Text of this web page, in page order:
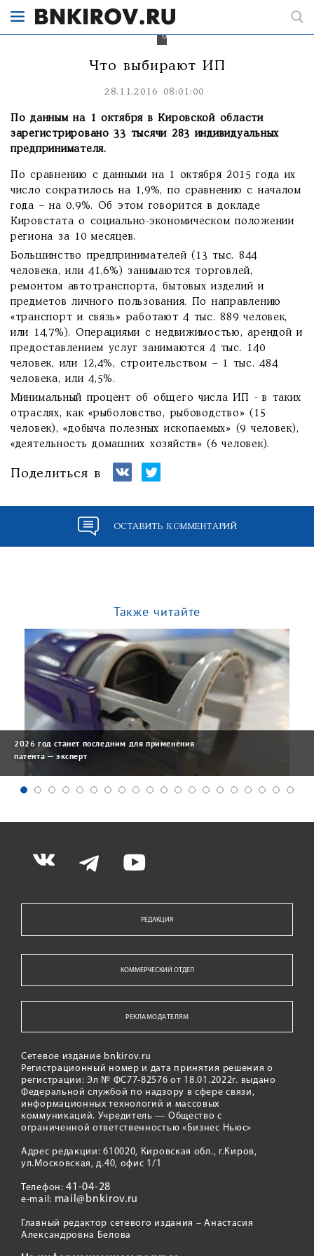
малого
бизнеса.
Что выбирают ИП
28.11.2016 08:01:00
По данным на 1 октября в Кировской области
зарегистрировано 33 тысячи 283 индивидуальных
предпринимателя.
По сравнению с данными на 1 октября 2015 года их
число сократилось на 1,9%, по сравнению с началом
года – на 0,9%. Об этом говорится в докладе
Кировстата о социально-экономическом положении
региона за 10 месяцев.
Большинство предпринимателей (13 тыс. 844
человека, или 41,6%) занимаются торговлей,
ремонтом автотранспорта, бытовых изделий и
предметов личного пользования. По направлению
«транспорт и связь» работают 4 тыс. 889 человек,
или 14,7%). Операциями с недвижимостью, арендой и
предоставлением услуг занимаются 4 тыс. 140
человек, или 12,4%, строительством – 1 тыс. 484
человека, или 4,5%.
Минимальный процент об общего числа ИП - в таких
отраслях, как «рыболовство, рыбоводство» (15
человек), «добыча полезных ископаемых» (9 человек),
«деятельность домашних хозяйств» (6 человек).
Поделиться в
ОСТАВИТЬ КОММЕНТАРИЙ
Также читайте
2026 год станет последним для применения
патента — эксперт
РЕДАКЦИЯ
КОММЕРЧЕСКИЙ ОТДЕЛ
РЕКЛАМОДАТЕЛЯМ
Сетевое издание bnkirov.ru
Регистрационный номер и дата принятия решения о
регистрации: Эл № ФС77-82576 от 18.01.2022г. выдано
Федеральной службой по надзору в сфере связи,
информационных технологий и массовых
коммуникаций. Учредитель — Общество с
ограниченной ответственностью «Бизнес Ньюс»
Адрес редакции: 610020, Кировская обл., г.Киров,
ул.Московская, д.40, офис 1/1
Телефон:41-04-28
e-mail: mail@bnkirov.ru
Главный редактор сетевого издания – Анастасия
Александровна Белова